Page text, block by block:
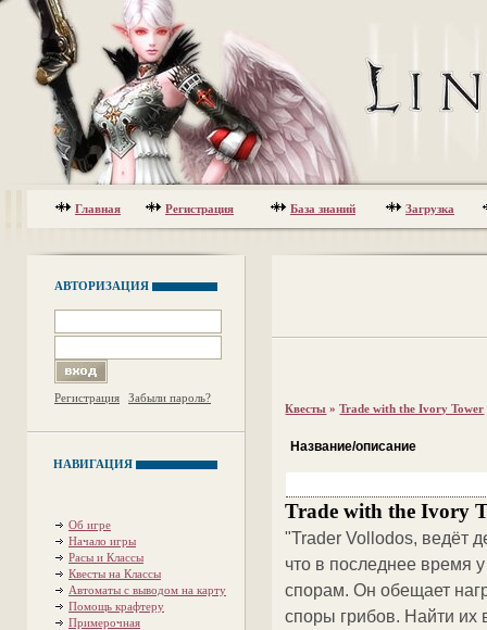
Главная Регистрация База знаний Загрузка
АВТОРИЗАЦИЯ
Регистрация Забыли пароль?
НАВИГАЦИЯ
Об игре
Начало игры
Расы и Классы
Квесты на Классы
Автоматы с выводом на карту
Помощь крафтеру
Примерочная
Квесты »Trade with the Ivory Tower
Название/описание
Trade with the Ivory
"Trader Vollodos, ведёт
что в последнее время
спорам. Он обещает
споры грибов. Найти